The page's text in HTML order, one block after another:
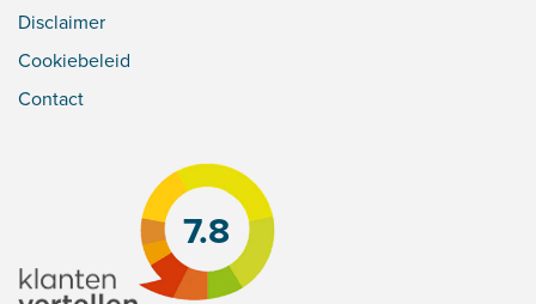
Disclaimer
Cookiebeleid
Contact
7.8